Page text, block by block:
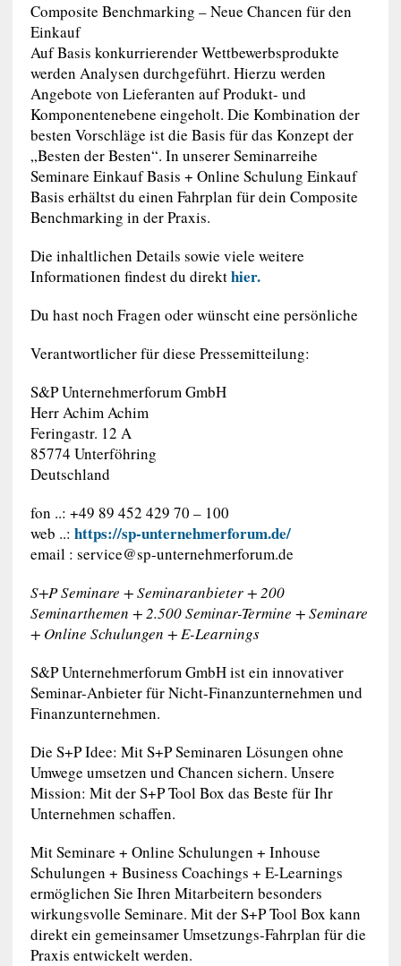
Composite Benchmarking – Neue Chancen für den
Einkauf
Auf Basis konkurrierender Wettbewerbsprodukte
werden Analysen durchgeführt. Hierzu werden
Angebote von Lieferanten auf Produkt- und
Komponentenebene eingeholt. Die Kombination der
besten Vorschläge ist die Basis für das Konzept der
„Besten der Besten“. In unserer Seminarreihe
Seminare Einkauf Basis + Online Schulung Einkauf
Basis erhältst du einen Fahrplan für dein Composite
Benchmarking in der Praxis.
Die inhaltlichen Details sowie viele weitere
Informationen findest du direkthier.
Du hast noch Fragen oder wünscht eine persönliche
Verantwortlicher für diese Pressemitteilung:
S&P Unternehmerforum GmbH
Herr Achim Achim
Feringastr. 12 A
85774 Unterföhring
Deutschland
fon ..: +49 89 452 429 70 – 100
web ..: https://sp-unternehmerforum.de/
email : service@sp-unternehmerforum.de
S+P Seminare + Seminaranbieter + 200
Seminarthemen + 2.500 Seminar-Termine + Seminare
+ Online Schulungen + E-Learnings
S&P Unternehmerforum GmbH ist ein innovativer
Seminar-Anbieter für Nicht-Finanzunternehmen und
Finanzunternehmen.
Die S+P Idee: Mit S+P Seminaren Lösungen ohne
Umwege umsetzen und Chancen sichern. Unsere
Mission: Mit der S+P Tool Box das Beste für Ihr
Unternehmen schaffen.
Mit Seminare + Online Schulungen + Inhouse
Schulungen + Business Coachings + E-Learnings
ermöglichen Sie Ihren Mitarbeitern besonders
wirkungsvolle Seminare. Mit der S+P Tool Box kann
direkt ein gemeinsamer Umsetzungs-Fahrplan für die
Praxis entwickelt werden.